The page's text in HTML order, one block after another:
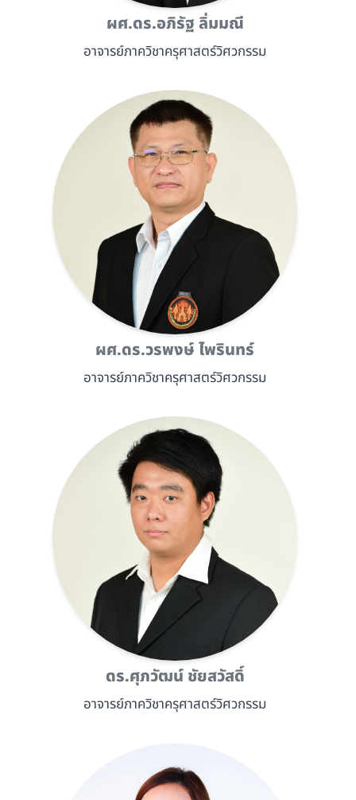
ผศ.ดร.อภิรัฐ ลิ่มมณี
อาจารย์ภาควิชาครุศาสตร์วิศวกรรม
ผศ.ดร.วรพงษ์ ไพรินทร์
อาจารย์ภาควิชาครุศาสตร์วิศวกรรม
ดร.ศุภวัฒน์ ชัยสวัสดิ์
อาจารย์ภาควิชาครุศาสตร์วิศวกรรม